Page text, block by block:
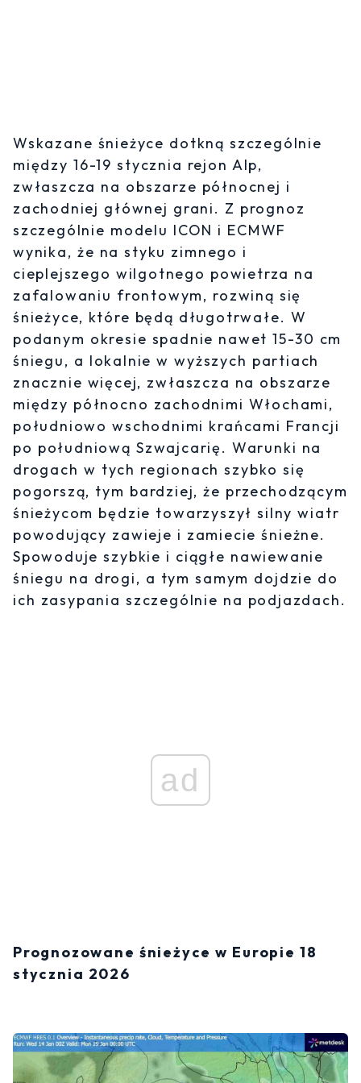
Wskazane śnieżyce dotkną szczególnie
między 16-19 stycznia rejon Alp,
zwłaszcza na obszarze północnej i
zachodniej głównej grani. Z prognoz
szczególnie modelu ICON i ECMWF
wynika, że na styku zimnego i
cieplejszego wilgotnego powietrza na
zafalowaniu frontowym, rozwiną się
śnieżyce, które będą długotrwałe. W
podanym okresie spadnie nawet 15-30 cm
śniegu, a lokalnie w wyższych partiach
znacznie więcej, zwłaszcza na obszarze
między północno zachodnimi Włochami,
południowo wschodnimi krańcami Francji
po południową Szwajcarię. Warunki na
drogach w tych regionach szybko się
pogorszą, tym bardziej, że przechodzącym
śnieżycom będzie towarzyszył silny wiatr
powodujący zawieje i zamiecie śnieżne.
Spowoduje szybkie i ciągłe nawiewanie
śniegu na drogi, a tym samym dojdzie do
ich zasypania szczególnie na podjazdach.
ad
Prognozowane śnieżyce w Europie 18
stycznia 2026